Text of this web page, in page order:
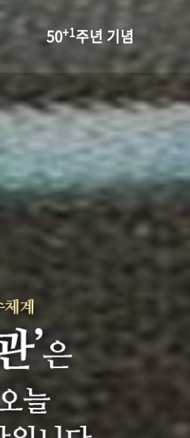
50+1주년 기념
성과 50선
숫자로 보는 50년
주년 광장
세계와 함께 한 KIHASA